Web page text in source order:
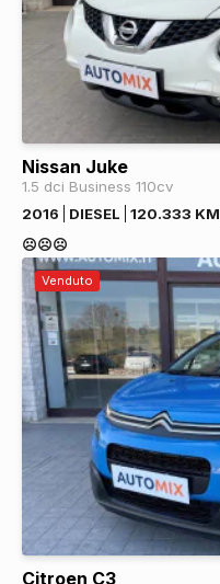
Nissan Juke
1.5 dci Business 110cv
2016
DIESEL 120.333 KM
☹️☹️☹️
Venduto
Citroen C3